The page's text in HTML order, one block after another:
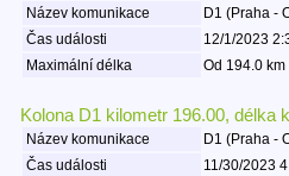
Název komunikace
D1 (Praha -
Čas události
12/1/2023
Maximální délka
Od 194.0
Kolona D1 kilometr 196.00, délka
Název komunikace
D1 (Praha -
Čas události
11/30/2023